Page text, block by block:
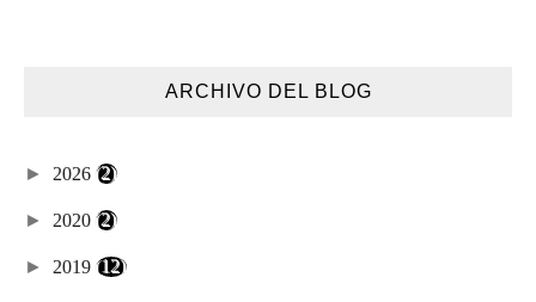
ARCHIVO DEL BLOG
► 2026 (2)
► 2020 (2)
► 2019 (12)